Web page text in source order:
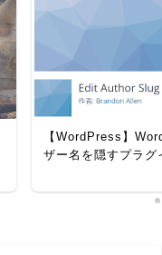
【WordPress】
ザー名を隠すプラ